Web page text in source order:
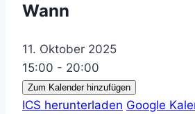
Wann
11. Oktober 2025
15:00 - 20:00
Zum Kalender hinzufügen
ICS herunterladen Google